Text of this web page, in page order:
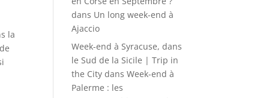
la
dans Un long week-end à
Ajaccio
Week-end à Syracuse, dans
le Sud de la Sicile | Trip in
the City dansWeek-end à
Palerme : les